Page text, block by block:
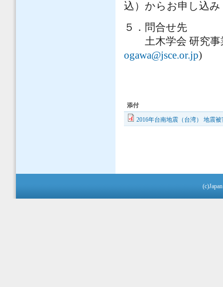
込）からお申し込
５．問合せ先
土木学会 研究事業
ogawa@jsce.or.jp)
添付
2016年台南地震（台湾） 地震